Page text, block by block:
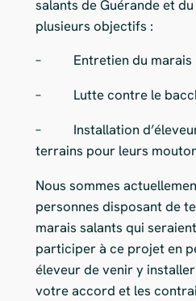
salants de Guérande et
plusieurs objectifs :
– Entretien du marais
– Lutte contre le
– Installation
terrains pour leurs
Nous sommes
personnes disposant de
marais salants qui
participer à ce projet en
éleveur de venir y
votre accord et les